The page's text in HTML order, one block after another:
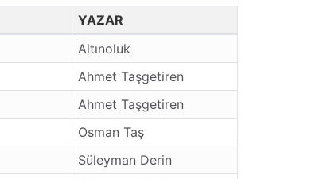
YAZAR
Altınoluk
Ahmet Taşgetiren
Ahmet Taşgetiren
Osman Taş
Süleyman Derin